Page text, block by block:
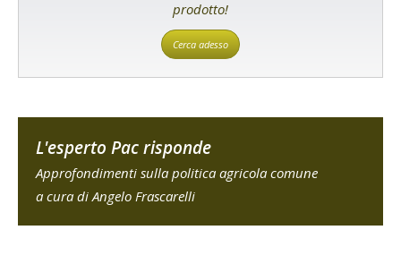
prodotto!
Cerca adesso
L'esperto Pac risponde
Approfondimenti sulla politica agricola comune
a cura di Angelo Frascarelli